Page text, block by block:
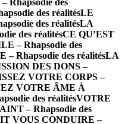
Rhapsodie des
des réalitésLE
des réalitésLA
des réalitésCE QU’EST
– Rhapsodie des
Rhapsodie des réalitésLA
DES DONS –
VOTRE CORPS –
VOTRE ÂME À
des réalitésVOTRE
– Rhapsodie des
VOUS CONDUIRE –